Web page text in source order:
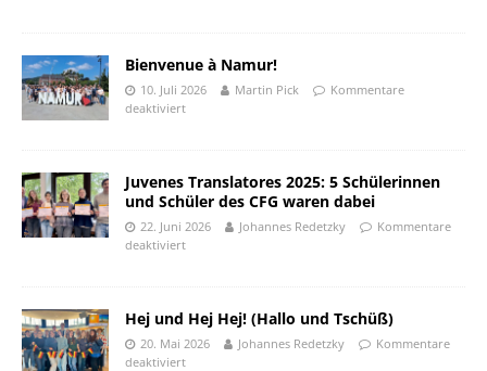
Bienvenue à Namur!
10. Juli 2026 Martin Pick
Kommentare
deaktiviert
Juvenes Translatores 2025: 5 Schülerinnen
und Schüler des CFG waren dabei
22. Juni 2026 Johannes Redetzky
Kommentare
deaktiviert
Hej und Hej Hej! (Hallo und Tschüß)
20. Mai 2026 Johannes Redetzky
Kommentare
deaktiviert